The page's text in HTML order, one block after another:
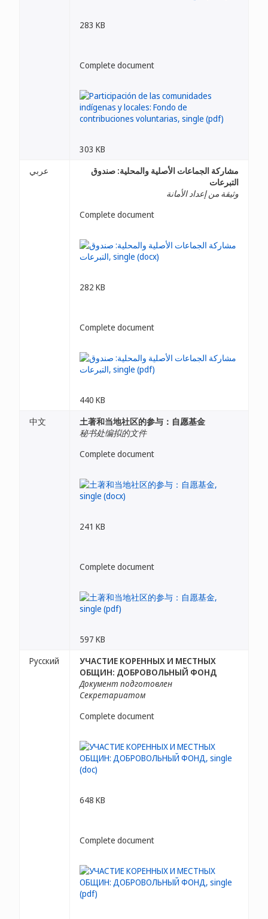
283 KB
Complete document
303 KB
عربي
مشاركة الجماعات الأصلية والمحلية: صندوق
التبرعات
وثيقة من إعداد الأمانة
Complete document
282 KB
Complete document
440 KB
中文
土著和当地社区的参与：自愿基金
秘书处编拟的文件
Complete document
241 KB
Complete document
597 KB
Русский
УЧАСТИЕ КОРЕННЫХ И МЕСТНЫХ
ОБЩИН: ДОБРОВОЛЬНЫЙ ФОНД
Документ подготовлен
Секретариатом
Complete document
648 KB
Complete document